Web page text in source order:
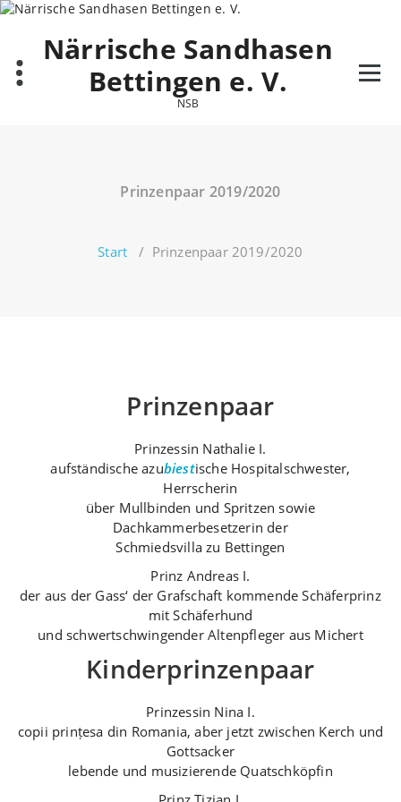
Zum
springenNärrische Sandhasen
Bettingen e. V.
NSB
Prinzenpaar 2019/2020
Start / Prinzenpaar 2019/2020
Prinzenpaar
Prinzessin Nathalie I.
aufständische azubiestische Hospitalschwester,
Herrscherin
über Mullbinden und Spritzen sowie
Dachkammerbesetzerin der
Schmiedsvilla zu Bettingen
Prinz Andreas I.
der aus der Gass‘ der Grafschaft kommende Schäferprinz
mit Schäferhund
und schwertschwingender Altenpfleger aus Michert
Kinderprinzenpaar
Prinzessin Nina I.
copii prințesa din Romania, aber jetzt zwischen Kerch und
Gottsacker
lebende und musizierende Quatschköpfin